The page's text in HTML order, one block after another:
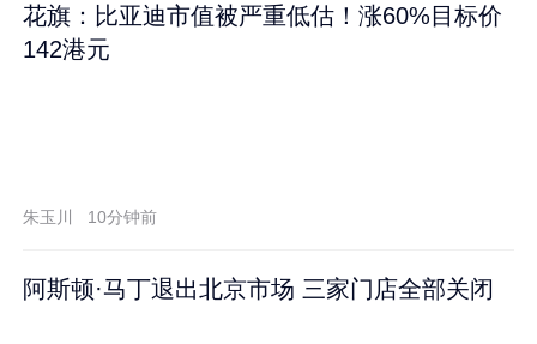
花旗：比亚迪市值被严重低估！涨60%目标价
142港元
朱玉川 10分钟前
阿斯顿·马丁退出北京市场 三家门店全部关闭